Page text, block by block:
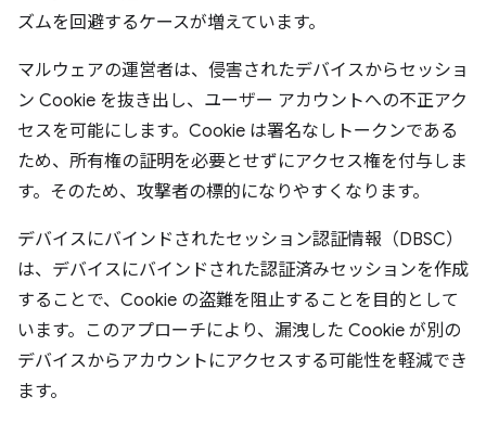
ズムを回避するケースが増えています。
マルウェアの運営者は、侵害されたデバイスからセッショ
ン Cookie を抜き出し、ユーザー アカウントへの不正アク
セスを可能にします。Cookie は署名なしトークンである
ため、所有権の証明を必要とせずにアクセス権を付与しま
す。そのため、攻撃者の標的になりやすくなります。
デバイスにバインドされたセッション認証情報（DBSC）
は、デバイスにバインドされた認証済みセッションを作成
することで、Cookie の盗難を阻止することを目的として
います。このアプローチにより、漏洩した Cookie が別の
デバイスからアカウントにアクセスする可能性を軽減でき
ます。